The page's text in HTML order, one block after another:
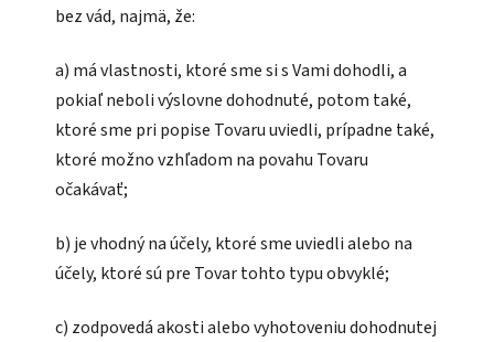
bez vád, najmä, že:
a) má vlastnosti, ktoré sme si s Vami dohodli, a
pokiaľ neboli výslovne dohodnuté, potom také,
ktoré sme pri popise Tovaru uviedli, prípadne také,
ktoré možno vzhľadom na povahu Tovaru
očakávať;
b) je vhodný na účely, ktoré sme uviedli alebo na
účely, ktoré sú pre Tovar tohto typu obvyklé;
c) zodpovedá akosti alebo vyhotoveniu dohodnutej